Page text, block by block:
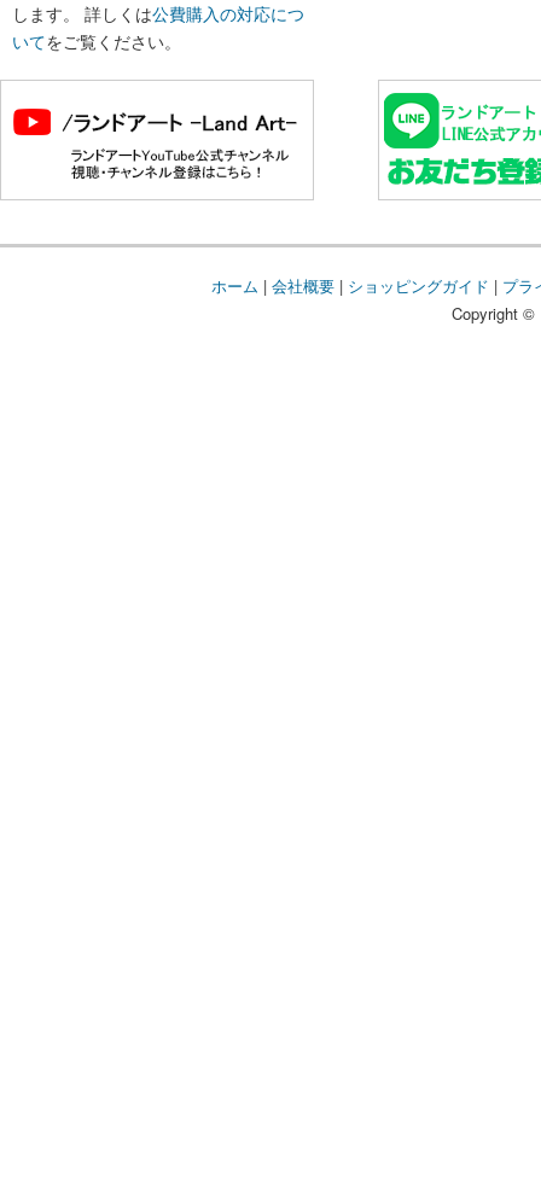
します。 詳しくは公費購入の対応につ
いてをご覧ください。
ホーム | 会社概要| ショッピングガイド | プラ
Copyright ©